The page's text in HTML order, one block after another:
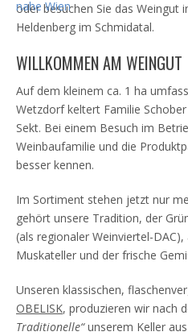
oder besuchen Sie das Weingut
Heldenberg im Schmidatal.
WILLKOMMEN AM WEINGUT
Auf dem kleinem ca. 1 ha
Wetzdorf keltert Familie
Sekt. Bei einem Besuch im
Weinbaufamilie und die
besser kennen.
Im Sortiment stehen jetzt nur
gehört unsere Tradition, der
(als regionaler Weinviertel-
Muskateller und der frische
Unseren klassischen,
OBELISK, produzieren wir nach
Traditionelle“unserem Keller